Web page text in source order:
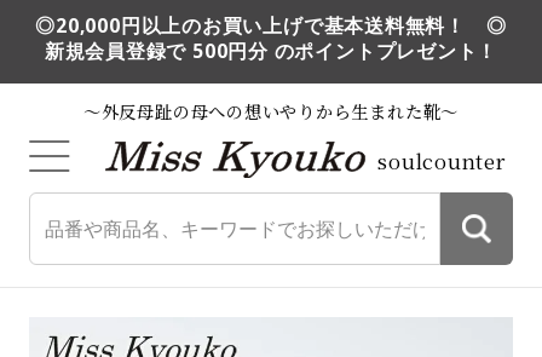
◎20,000円以上のお買い上げで基本送料無料！ ◎
新規会員登録で 500円分 のポイントプレゼント！
～外反母趾の母への想いやりから生まれた靴～
soulcounter